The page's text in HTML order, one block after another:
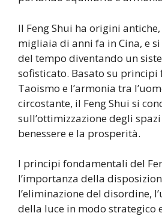
Il Feng Shui ha origini
migliaia di anni fa in Cina, e
del tempo diventando un
sofisticato. Basato su principi
Taoismo e l’armonia tra
circostante, il Feng Shui si
sull’ottimizzazione degli
benessere e la prosperità.
I principi fondamentali del
l’importanza della
l’eliminazione del disordine,
della luce in modo strategico